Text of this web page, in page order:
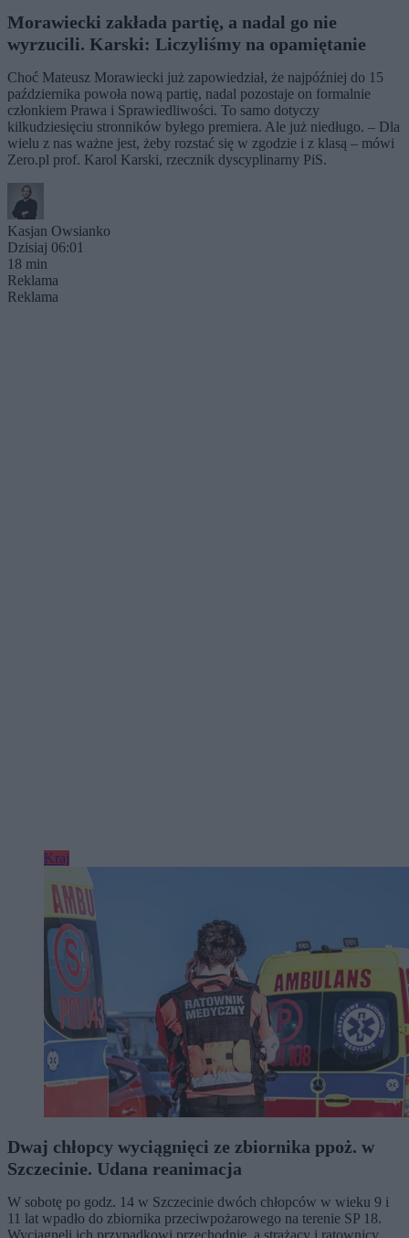
Morawiecki zakłada partię, a nadal go nie
wyrzucili. Karski: Liczyliśmy na opamiętanie
Choć Mateusz Morawiecki już zapowiedział, że najpóźniej do 15
października powoła nową partię, nadal pozostaje on formalnie
członkiem Prawa i Sprawiedliwości. To samo dotyczy
kilkudziesięciu stronników byłego premiera. Ale już niedługo. – Dla
wielu z nas ważne jest, żeby rozstać się w zgodzie i z klasą – mówi
Zero.pl prof. Karol Karski, rzecznik dyscyplinarny PiS.
Kasjan Owsianko
Dzisiaj 06:01
18 min
Reklama
Reklama
Kraj
Dwaj chłopcy wyciągnięci ze zbiornika ppoż. w
Szczecinie. Udana reanimacja
W sobotę po godz. 14 w Szczecinie dwóch chłopców w wieku 9 i
11 lat wpadło do zbiornika przeciwpożarowego na terenie SP 18.
Wyciągnęli ich przypadkowi przechodnie, a strażacy i ratownicy